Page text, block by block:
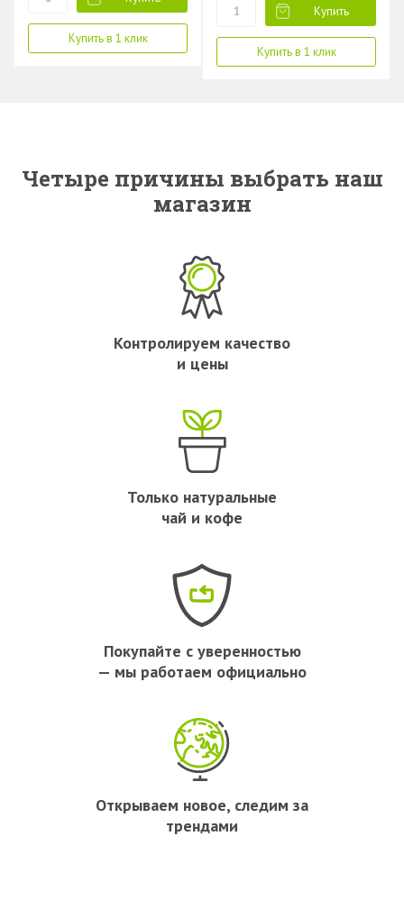
Купить в 1 клик
Купить
Купить в 1 клик
Четыре причины выбрать наш
магазин
Контролируем качество
и цены
Только натуральные
чай и кофе
Покупайте с уверенностью
— мы работаем официально
Открываем новое, следим за
трендами